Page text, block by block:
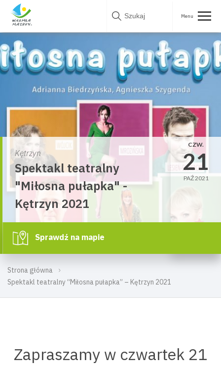
Skip
Strona główna
Spektakl teatralny “Miłosna pułapka” – Kętrzyn 2021
Kętrzyn
Spektakl teatralny
"Miłosna pułapka" -
Kętrzyn 2021
CZW.
21
PAŹ 2021
Sprawdź na mapie
Zapraszamy w czwartek 21